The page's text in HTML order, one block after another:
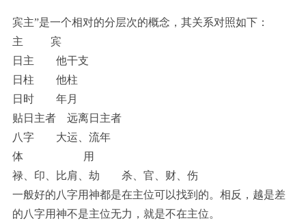
宾主”是一个相对的分层次的概念，其关系对照如下：
主 宾
日主 他干支
日柱 他柱
日时 年月
贴日主者 远离日主者
八字 大运、流年
体 用
禄、印、比肩、劫 杀、官、财、伤
一般好的八字用神都是在主位可以找到的。相反，越是差
的八字用神不是主位无力，就是不在主位。